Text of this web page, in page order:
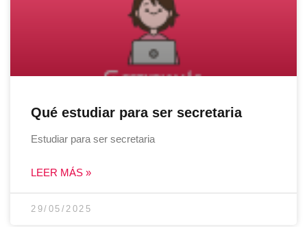
Qué estudiar para ser secretaria
Estudiar para ser secretaria
LEER MÁS »
29/05/2025